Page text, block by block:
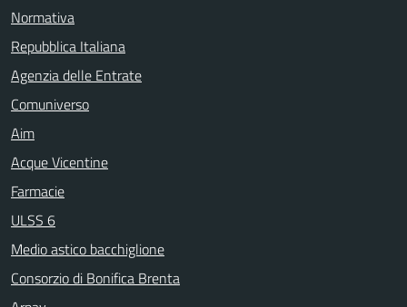
Normativa
Repubblica Italiana
Agenzia delle Entrate
Comuniverso
Aim
Acque Vicentine
Farmacie
ULSS 6
Medio astico bacchiglione
Consorzio di Bonifica Brenta